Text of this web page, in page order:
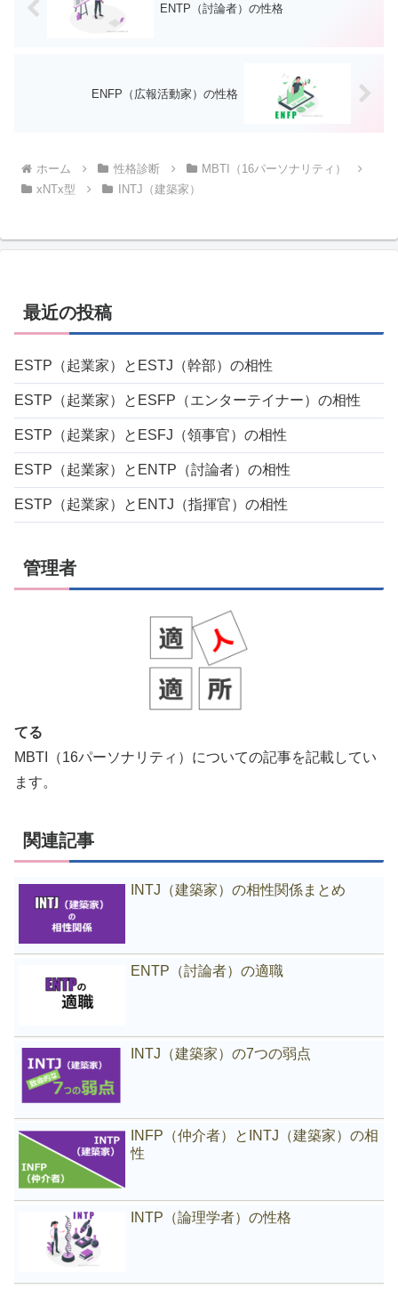
ENTP（討論者）の性格
ENFP（広報活動家）の性格
ホーム 性格診断
MBTI（16パーソナリティ）
xNTx型
INTJ（建築家）
最近の投稿
ESTP（起業家）とESTJ（幹部）の相性
ESTP（起業家）とESFP（エンターテイナー）の相性
ESTP（起業家）とESFJ（領事官）の相性
ESTP（起業家）とENTP（討論者）の相性
ESTP（起業家）とENTJ（指揮官）の相性
管理者
てる
MBTI（16パーソナリティ）についての記事を記載してい
ます。
関連記事
INTJ（建築家）の相性関係まとめ
ENTP（討論者）の適職
INTJ（建築家）の7つの弱点
INFP（仲介者）とINTJ（建築家）の相
性
INTP（論理学者）の性格